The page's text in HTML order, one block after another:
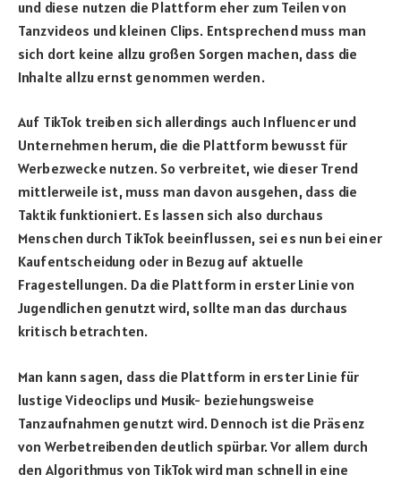
und diese nutzen die Plattform eher zum Teilen von
Tanzvideos und kleinen Clips. Entsprechend muss man
sich dort keine allzu großen Sorgen machen, dass die
Inhalte allzu ernst genommen werden.
Auf TikTok treiben sich allerdings auch Influencer und
Unternehmen herum, die die Plattform bewusst für
Werbezwecke nutzen. So verbreitet, wie dieser Trend
mittlerweile ist, muss man davon ausgehen, dass die
Taktik funktioniert. Es lassen sich also durchaus
Menschen durch TikTok beeinflussen, sei es nun bei einer
Kaufentscheidung oder in Bezug auf aktuelle
Fragestellungen. Da die Plattform in erster Linie von
Jugendlichen genutzt wird, sollte man das durchaus
kritisch betrachten.
Man kann sagen, dass die Plattform in erster Linie für
lustige Videoclips und Musik- beziehungsweise
Tanzaufnahmen genutzt wird. Dennoch ist die Präsenz
von Werbetreibenden deutlich spürbar. Vor allem durch
den Algorithmus von TikTok wird man schnell in eine